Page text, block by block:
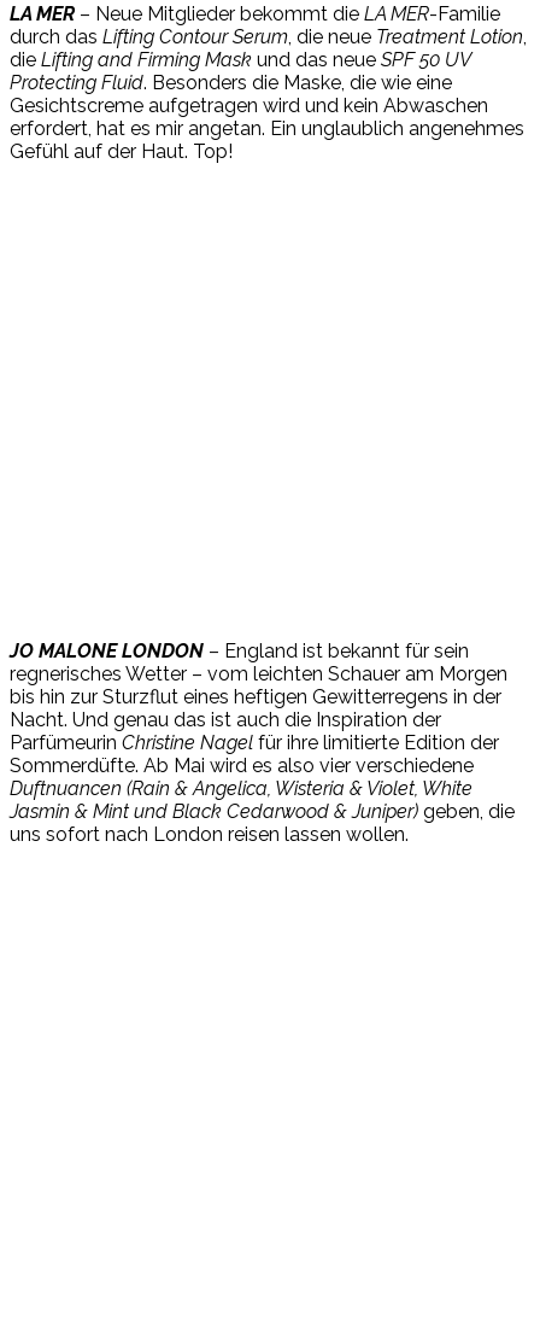
LA MER – Neue Mitglieder bekommt die LA MER-Familie
durch das Lifting Contour Serum , die neue Treatment Lotion
die Lifting and Firming Mask und das neue SPF 50 UV
Protecting Fluid. Besonders die Maske, die wie eine
Gesichtscreme aufgetragen wird und kein Abwaschen
erfordert, hat es mir angetan. Ein unglaublich angenehmes
Gefühl auf der Haut. Top!
JO MALONE LONDON – England ist bekannt für sein
regnerisches Wetter – vom leichten Schauer am Morgen
bis hin zur Sturzflut eines heftigen Gewitterregens in der
Nacht. Und genau das ist auch die Inspiration der
Parfümeurin Christine Nagel für ihre limitierte Edition der
Sommerdüfte. Ab Mai wird es also vier verschiedene
Duftnuancen (Rain & Angelica, Wisteria & Violet, White
Jasmin & Mint und Black Cedarwood & Juniper) geben, die
uns sofort nach London reisen lassen wollen.